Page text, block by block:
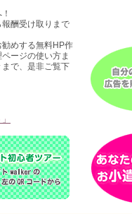
酬受け取りまで
めする無料HP作
ージの使い方ま
で、是非ご覧下